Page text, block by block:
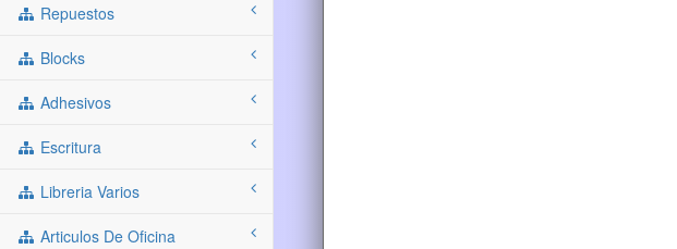
Repuestos
Blocks
Adhesivos
Escritura
Libreria Varios
Articulos De Oficina